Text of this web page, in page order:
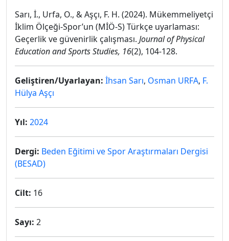
Sarı, İ., Urfa, O., & Aşçı, F. H. (2024). Mükemmeliyetçi
İklim Ölçeği-Spor’un (MİÖ-S) Türkçe uyarlaması:
Geçerlik ve güvenirlik çalışması. Journal of Physical
Education and Sports Studies, 16(2), 104-128.
Geliştiren/Uyarlayan: İhsan Sarı, Osman URFA, F.
Hülya Aşçı
Yıl: 2024
Dergi: Beden Eğitimi ve Spor Araştırmaları Dergisi
(BESAD)
Cilt: 16
Sayı: 2